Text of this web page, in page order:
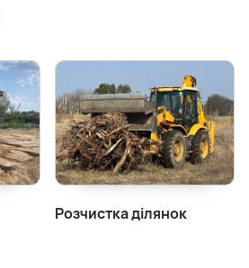
Розчистка ділянок